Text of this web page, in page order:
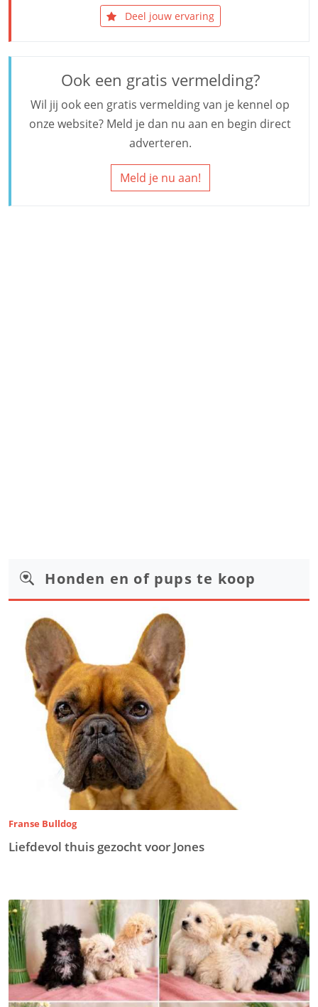
Deel jouw ervaring
Ook een gratis vermelding?
Wil jij ook een gratis vermelding van je kennel op
onze website? Meld je dan nu aan en begin direct
adverteren.
Meld je nu aan!
Honden en of pups te koop
Franse Bulldog
Liefdevol thuis gezocht voor Jones